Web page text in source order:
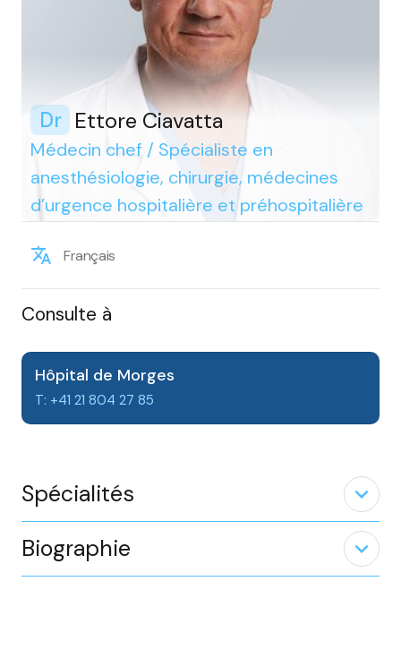
Dr Ettore Ciavatta
Médecin chef / Spécialiste en
anesthésiologie, chirurgie, médecines
d’urgence hospitalière et préhospitalière
Français
Consulte à
Hôpital de Morges
T: +41 21 804 27 85
Spécialités expand_less
Biographie expand_less